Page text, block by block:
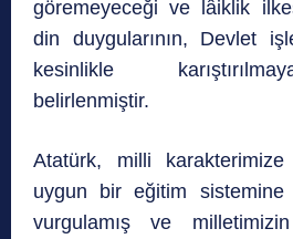
göremeyeceği ve lâiklik
din duygularının, Devlet
kesinlikle
belirlenmiştir.
Atatürk, milli karakterimize
uygun bir eğitim sistemine
vurgulamış ve